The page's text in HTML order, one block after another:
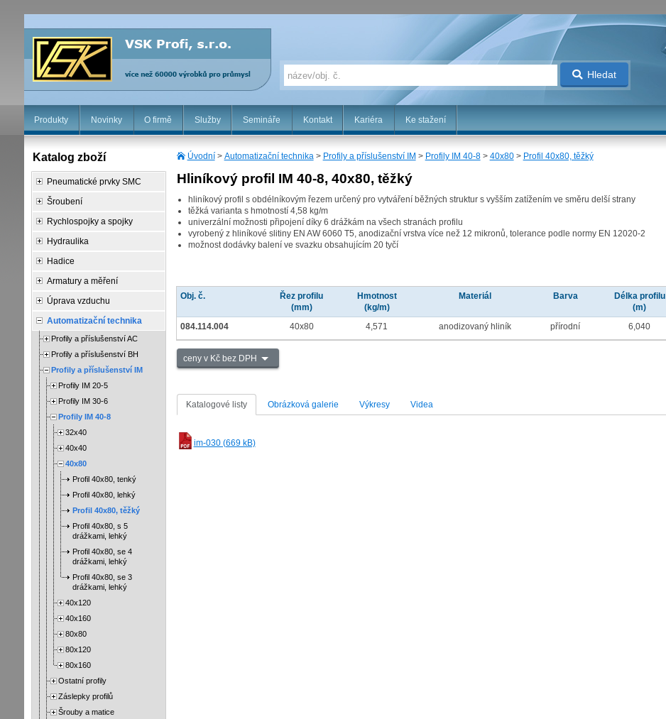
Hledat
Produkty Novinky O firmě Služby Semináře Kontakt Kariéra Ke stažení
Úvodní> Automatizační technika> Profily a příslušenství IM > Profily IM 40-8> 40x80> Profil 40x80, těžký
Hliníkový profil IM 40-8, 40x80, těžký
hliníkový profil s obdélníkovým řezem určený pro vytváření běžných struktur s vyšším zatížením ve směru delší strany
těžká varianta s hmotností 4,58 kg/m
univerzální možnosti připojení díky 6 drážkám na všech stranách profilu
vyrobený z hliníkové slitiny EN AW 6060 T5, anodizační vrstva více než 12 mikronů, tolerance podle normy EN 12020-2
možnost dodávky balení ve svazku obsahujícím 20 tyčí
Obj. č.
Řez profilu
(mm)
Hmotnost
(kg/m)
Materiál Barva
Délka profilu
(m)
084.114.004 40x80 4,571 anodizovaný hliník přírodní 6,040
ceny v Kč bez DPH
Katalogové listy Obrázková galerie Výkresy Videa
im-030 (669 kB)
Katalog zboží
Pneumatické prvky SMC
Šroubení
Rychlospojky a spojky
Hydraulika
Hadice
Armatury a měření
Úprava vzduchu
Automatizační technika
Profily a příslušenství AC
Profily a příslušenství BH
Profily a příslušenství IM
Profily IM 20-5
Profily IM 30-6
Profily IM 40-8
32x40
40x40
40x80
Profil 40x80, tenký
Profil 40x80, lehký
Profil 40x80, těžký
Profil 40x80, s 5
drážkami, lehký
Profil 40x80, se 4
drážkami, lehký
Profil 40x80, se 3
drážkami, lehký
40x120
40x160
80x80
80x120
80x160
Ostatní profily
Záslepky profilů
Šrouby a matice